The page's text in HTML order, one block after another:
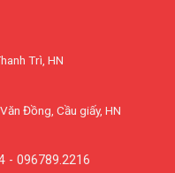
Trì, HN
Đồng, Cầu giấy, HN
- 096789.2216